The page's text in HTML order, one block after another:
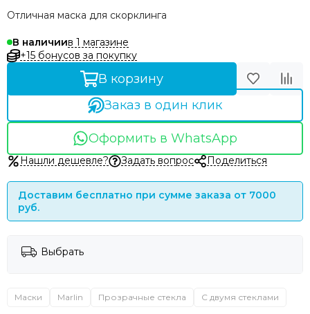
Отличная маска для скорклинга
В наличиив 1 магазине
+15 бонусов за покупку
В корзину
Заказ в один клик
Оформить в WhatsApp
Нашли дешевле? Задать вопрос Поделиться
Доставим бесплатно при сумме заказа от 7000
руб.
Выбрать
Маски Marlin Прозрачные стекла С двумя стеклами